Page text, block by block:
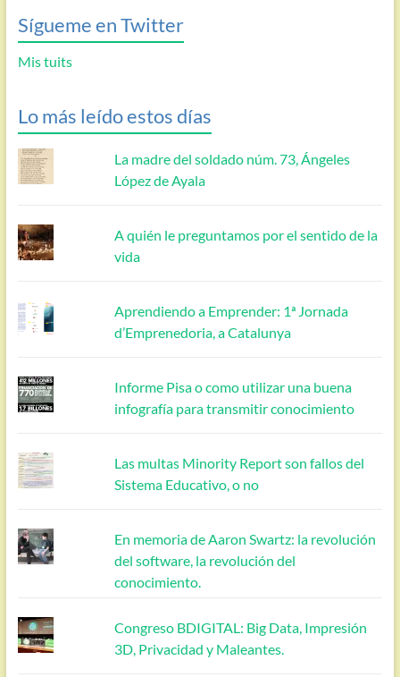
Sígueme en Twitter
Mis tuits
Lo más leído estos días
La madre del soldado núm. 73, Ángeles
López de Ayala
A quién le preguntamos por el sentido de la
vida
Aprendiendo a Emprender: 1ª Jornada
d’Emprenedoria, a Catalunya
Informe Pisa o como utilizar una buena
infografía para transmitir conocimiento
Las multas Minority Report son fallos del
Sistema Educativo, o no
En memoria de Aaron Swartz: la revolución
del software, la revolución del
conocimiento.
Congreso BDIGITAL: Big Data, Impresión
3D, Privacidad y Maleantes.